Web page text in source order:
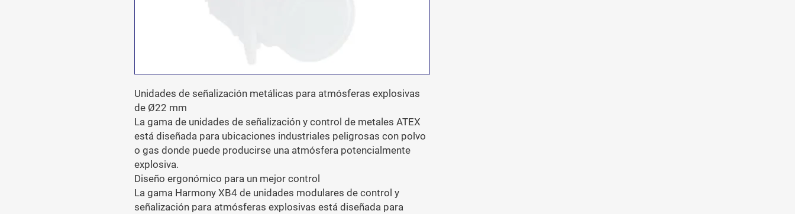
Unidades de señalización metálicas para atmósferas explosivas
de Ø22 mm
La gama de unidades de señalización y control de metales ATEX
está diseñada para ubicaciones industriales peligrosas con polvo
o gas donde puede producirse una atmósfera potencialmente
explosiva.
Diseño ergonómico para un mejor control
La gama Harmony XB4 de unidades modulares de control y
señalización para atmósferas explosivas está diseñada para